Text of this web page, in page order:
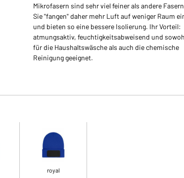
Mikrofasern sind sehr viel feiner als andere
Sie "fangen" daher mehr Luft auf weniger Raum
und bieten so eine bessere Isolierung. Ihr Vorteil:
atmungsaktiv, feuchtigkeitsabweisend und
für die Haushaltswäsche als auch die chemische
Reinigung geeignet.
royal